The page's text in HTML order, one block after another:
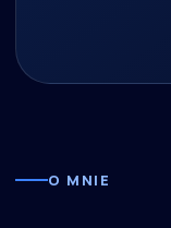
O MNIE